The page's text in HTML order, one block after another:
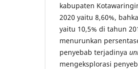
kabupaten
2020 yaitu 8,60%,
yaitu 10,5% di tahun
menurunkan
penyebab terjadinya
mengeksplorasi